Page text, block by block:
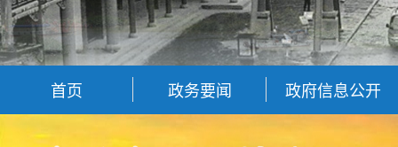
首页 政务要闻 政府信息公开